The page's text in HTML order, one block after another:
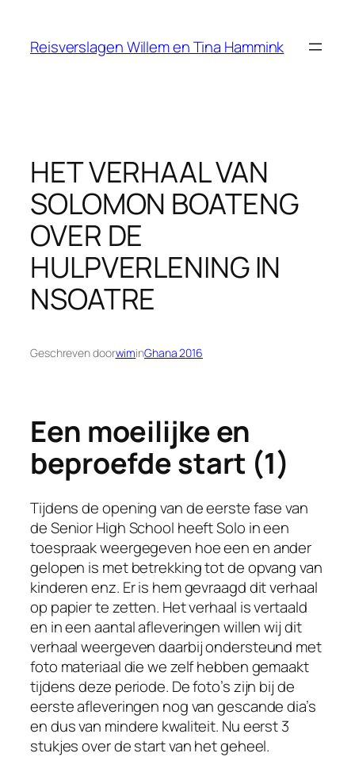
Reisverslagen Willem en Tina Hammink
HET VERHAAL VAN
SOLOMON BOATENG
OVER DE
HULPVERLENING IN
NSOATRE
Geschreven doorwiminGhana 2016
Een moeilijke en
beproefde start (1)
Tijdens de opening van de eerste fase van
de Senior High School heeft Solo in een
toespraak weergegeven hoe een en ander
gelopen is met betrekking tot de opvang van
kinderen enz. Er is hem gevraagd dit verhaal
op papier te zetten. Het verhaal is vertaald
en in een aantal afleveringen willen wij dit
verhaal weergeven daarbij ondersteund met
foto materiaal die we zelf hebben gemaakt
tijdens deze periode. De foto’s zijn bij de
eerste afleveringen nog van gescande dia’s
en dus van mindere kwaliteit. Nu eerst 3
stukjes over de start van het geheel.